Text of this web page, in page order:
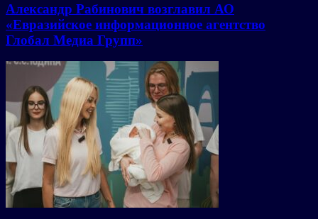
Александр Рабинович возглавил АО
«Евразийское информационное агентство
Глобал Медиа Групп»